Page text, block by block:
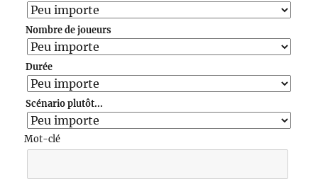
Nombre de joueurs
Durée
Scénario plutôt...
Mot-clé